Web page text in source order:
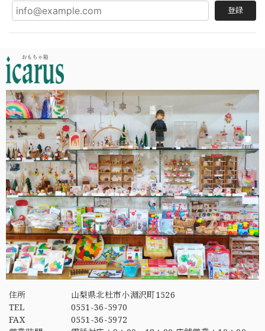
登録
住所
山梨県北杜市小淵沢町1526
TEL
0551-36-5970
FAX
0551-36-5972